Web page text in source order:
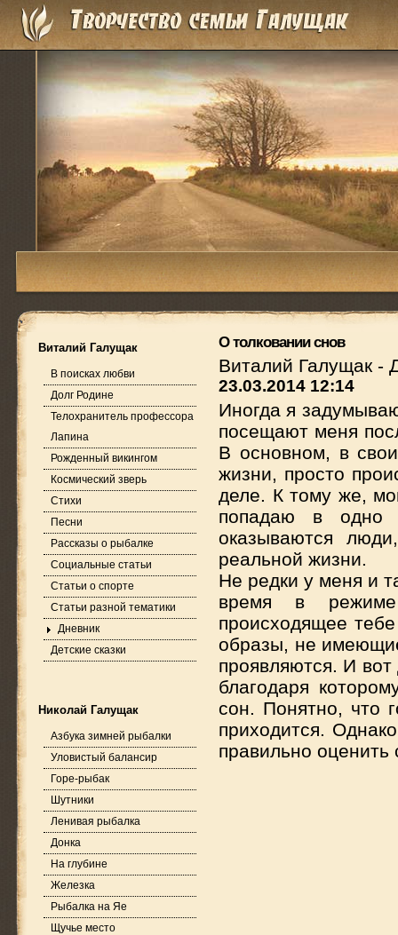
Виталий Галущак
В поисках любви
Долг Родине
Телохранитель профессора
Лапина
Рожденный викингом
Космический зверь
Стихи
Песни
Рассказы о рыбалке
Социальные статьи
Статьи о спорте
Статьи разной тематики
Дневник
Детские сказки
Николай Галущак
Азбука зимней рыбалки
Уловистый балансир
Горе-рыбак
Шутники
Ленивая рыбалка
Донка
На глубине
Железка
Рыбалка на Яе
Щучье место
О толковании снов
Виталий Галущак -
23.03.2014 12:14
Иногда я
посещают меня
В основном, в
жизни, просто
деле. К тому же,
попадаю в одно
оказываются
реальной жизни.
Не редки у меня и
время в
происходящее
образы, не
проявляются. И
благодаря
сон. Понятно, что
приходится.
правильно